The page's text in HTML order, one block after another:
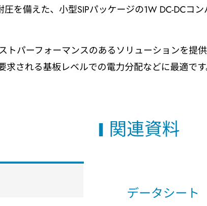
を備えた、小型SIPパッケージの1W DC-DCコ
パーフォーマンスのあるソリューションを提
される基板レベルでの電力分配などに最適で
関連資料
データシート